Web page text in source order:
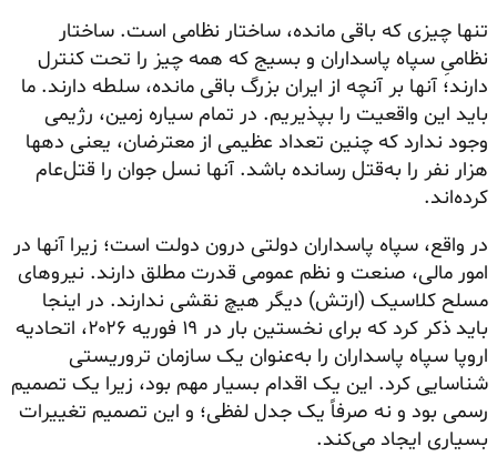
تنها چیزی که باقی مانده، ساختار نظامی است. ساختار
نظامیِ سپاه پاسداران و بسیج که همه چیز را تحت کنترل
دارند؛ آنها بر آنچه از ایران بزرگ باقی مانده، سلطه دارند. ما
باید این واقعیت را بپذیریم. در تمام سیاره زمین، رژیمی
وجود ندارد که چنین تعداد عظیمی از معترضان، یعنی دهها
هزار نفر را به‌قتل رسانده باشد. آنها نسل جوان را قتل‌عام
کرده‌اند.
در واقع، سپاه پاسداران دولتی درون دولت است؛ زیرا آنها در
امور مالی، صنعت و نظم عمومی قدرت مطلق دارند. نیروهای
مسلح کلاسیک (ارتش) دیگر هیچ نقشی ندارند. در اینجا
باید ذکر کرد که برای نخستین بار در ۱۹ فوریه ۲۰۲۶، اتحادیه
اروپا سپاه پاسداران را به‌عنوان یک سازمان تروریستی
شناسایی کرد. این یک اقدام بسیار مهم بود، زیرا یک تصمیم
رسمی بود و نه صرفاً یک جدل لفظی؛ و این تصمیم تغییرات
بسیاری ایجاد می‌کند.